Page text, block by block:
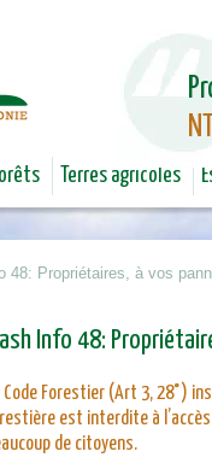
Terres agricoles
48: Propriétaires, à vos
Info 48:
Code Forestier (Art 3, 28°)
est interdite à
de citoyens.